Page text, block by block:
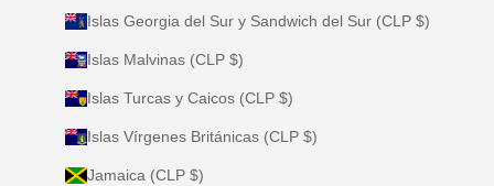
Islas Georgia del Sur y Sandwich del Sur (CLP $)
Islas Malvinas (CLP $)
Islas Turcas y Caicos (CLP $)
Islas Vírgenes Británicas (CLP $)
Jamaica (CLP $)